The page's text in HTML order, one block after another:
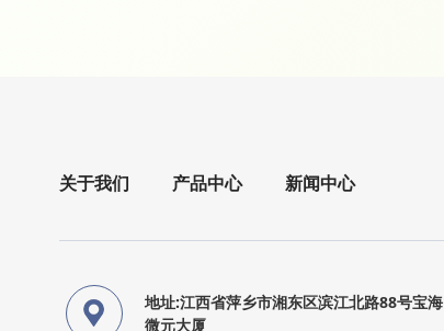
关于我们 产品中心 新闻中心
地址:江西省萍乡市湘东区滨江北路88号宝海
微元大厦